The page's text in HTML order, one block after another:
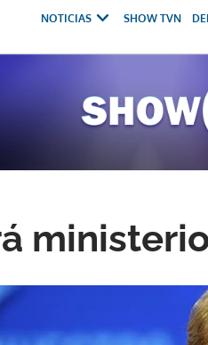
NOTICIAS SHOW TVN